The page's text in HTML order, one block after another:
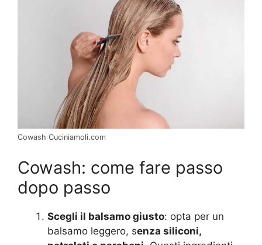
Cowash Cuciniamoli.com
Cowash: come fare passo
dopo passo
Scegli il balsamo giusto: opta per un
balsamo leggero, senza siliconi,